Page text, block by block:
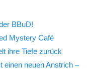
BBuD!
Mystery Café
ihre Tiefe zurück
einen neuen Anstrich –